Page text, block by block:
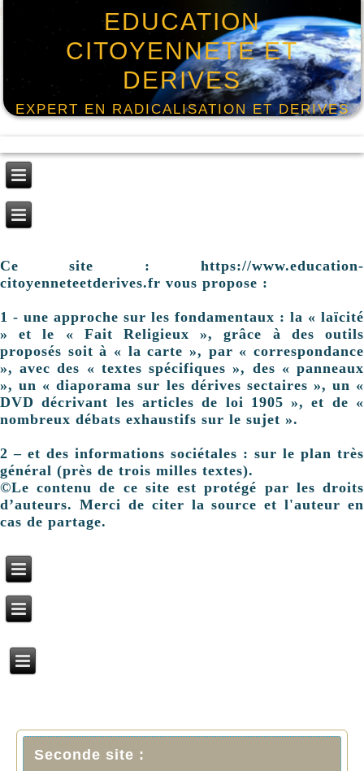
EDUCATION
CITOYENNETE ET
DERIVES
EXPERT EN RADICALISATION ET DERIVES
Ce site : https://www.education-
citoyenneteetderives.fr vous propose :
1 - une approche sur les fondamentaux : la « laïcité
» et le « Fait Religieux », grâce à des outils
proposés soit à « la carte », par « correspondance
», avec des « textes spécifiques », des « panneaux
», un « diaporama sur les dérives sectaires », un «
DVD décrivant les articles de loi 1905 », et de «
nombreux débats exhaustifs sur le sujet ».
2 – et des informations sociétales : sur le plan très
général (près de trois milles textes).
©Le contenu de ce site est protégé par les droits
d’auteurs. Merci de citer la source et l'auteur en
cas de partage.
Seconde site :